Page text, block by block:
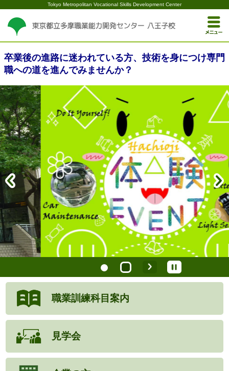
Tokyo Metropolitan Vocational Skills Development Center
卒業後の進路に迷われている方、技術を身につけ専門
職への道を進んでみませんか？
職業訓練科目案内
見学会